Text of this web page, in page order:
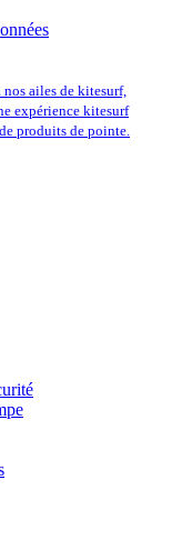
ailes de kitesurf,
expérience kitesurf
produits de pointe.